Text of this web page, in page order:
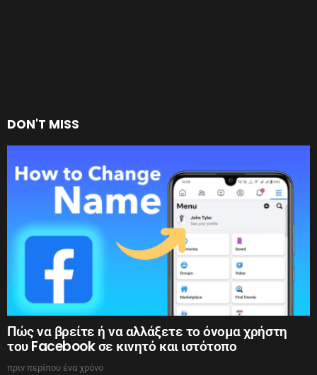
DON'T MISS
Πώς να βρείτε ή να αλλάξετε το όνομα χρήστη
του Facebook σε κινητό και ιστότοπο
πριν περίπου ένα χρόνο